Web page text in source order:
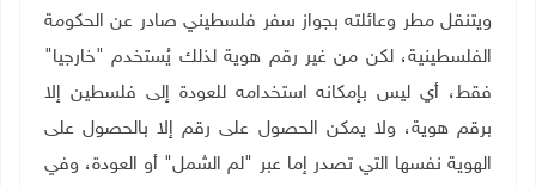
ويتنقل مطر وعائلته بجواز سفر فلسطيني صادر عن الحكومة
الفلسطينية، لكن من غير رقم هوية لذلك يُستخدم "خارجيا"
فقط، أي ليس بإمكانه استخدامه للعودة إلى فلسطين إلا
برقم هوية، ولا يمكن الحصول على رقم إلا بالحصول على
الهوية نفسها التي تصدر إما عبر "لم الشمل" أو العودة، وفي